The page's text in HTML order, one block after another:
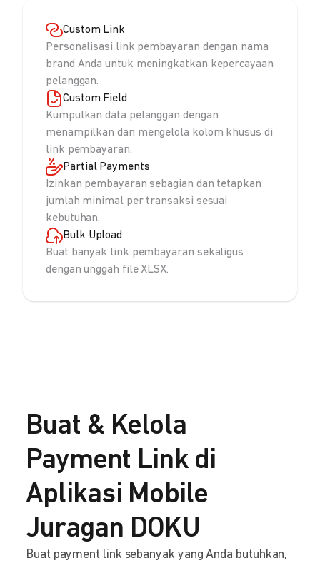
Custom Link
Personalisasi link pembayaran dengan nama
brand Anda untuk meningkatkan kepercayaan
pelanggan.
Custom Field
Kumpulkan data pelanggan dengan
menampilkan dan mengelola kolom khusus di
link pembayaran.
Partial Payments
Izinkan pembayaran sebagian dan tetapkan
jumlah minimal per transaksi sesuai
kebutuhan.
Bulk Upload
Buat banyak link pembayaran sekaligus
dengan unggah file XLSX.
Buat & Kelola
Payment Link di
Aplikasi Mobile
Juragan DOKU
Buat payment link sebanyak yang Anda butuhkan,